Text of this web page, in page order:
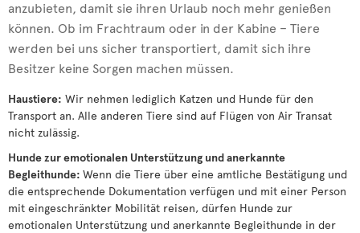
anzubieten, damit sie ihren Urlaub noch mehr genießen
können. Ob im Frachtraum oder in der Kabine – Tiere
werden bei uns sicher transportiert, damit sich ihre
Besitzer keine Sorgen machen müssen.
Haustiere: Wir nehmen lediglich Katzen und Hunde für den
Transport an. Alle anderen Tiere sind auf Flügen von Air Transat
nicht zulässig.
Hunde zur emotionalen Unterstützung und anerkannte
Begleithunde: Wenn die Tiere über eine amtliche Bestätigung und
die entsprechende Dokumentation verfügen und mit einer Person
mit eingeschränkter Mobilität reisen, dürfen Hunde zur
emotionalen Unterstützung und anerkannte Begleithunde in der